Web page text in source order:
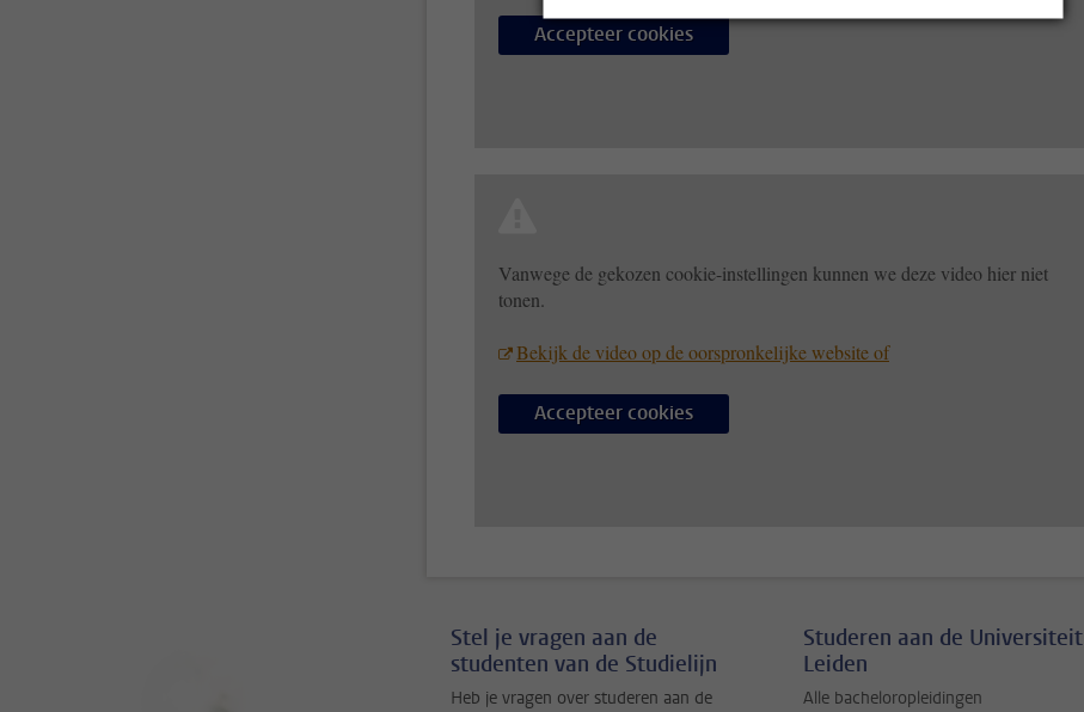
Accepteer cookies
Vanwege de gekozen cookie-instellingen kunnen we deze video hier niet
tonen.
Bekijk de video op de oorspronkelijke website of
Accepteer cookies
Stel je vragen aan de
studenten van de Studielijn
Heb je vragen over studeren aan de
Studeren aan de Universiteit
Leiden
Alle bacheloropleidingen